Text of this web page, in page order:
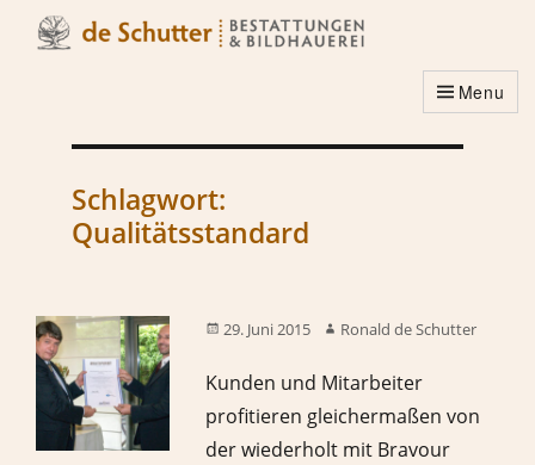
Menu
Schlagwort:
Qualitätsstandard
29. Juni 2015 Ronald de Schutter
Kunden und Mitarbeiter
profitieren gleichermaßen von
der wiederholt mit Bravour